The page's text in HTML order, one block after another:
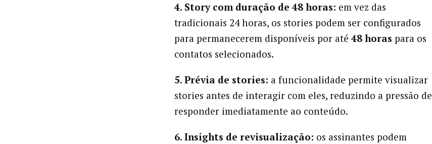
4. Story com duração de 48 horas: em vez das
tradicionais 24 horas, os stories podem ser configurados
para permanecerem disponíveis por até 48 horas para os
contatos selecionados.
5. Prévia de stories: a funcionalidade permite visualizar
stories antes de interagir com eles, reduzindo a pressão de
responder imediatamente ao conteúdo.
6. Insights de revisualização: os assinantes podem